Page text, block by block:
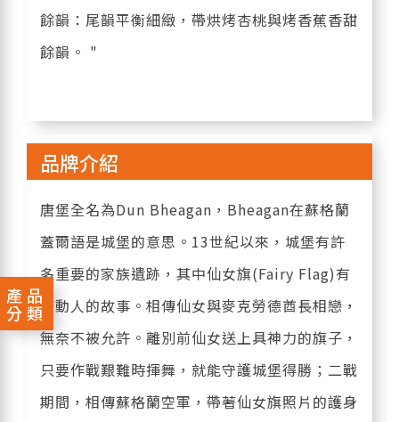
產品
分類
餘韻：尾韻平衡細緻，帶烘烤杏桃與烤香蕉香甜
餘韻。 "
品牌介紹
唐堡全名為Dun Bheagan，Bheagan在蘇格蘭
蓋爾語是城堡的意思。13世紀以來，城堡有許
多重要的家族遺跡，其中仙女旗(Fairy Flag)有
著動人的故事。相傳仙女與麥克勞德酋長相戀，
無奈不被允許。離別前仙女送上具神力的旗子，
只要作戰艱難時揮舞，就能守護城堡得勝；二戰
期間，相傳蘇格蘭空軍，帶著仙女旗照片的護身